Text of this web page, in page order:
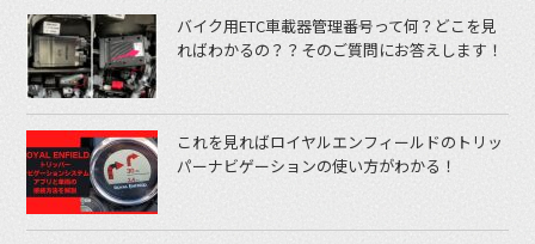
バイク用ETC車載器管理番号って何？どこを見
ればわかるの？？そのご質問にお答えします！
これを見ればロイヤルエンフィールドのトリッ
パーナビゲーションの使い方がわかる！